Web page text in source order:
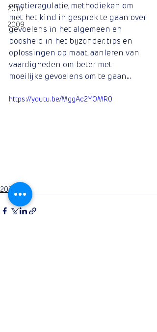
2010
2009
emotieregulatie, methodieken om
met het kind in gesprek te gaan over
gevoelens in het algemeen en
boosheid in het bijzonder, tips en
oplossingen op maat, aanleren van
vaardigheden om beter met
moeilijke gevoelens om te gaan...
https://youtu.be/MggAc2YOMR0
2024